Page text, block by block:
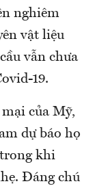
nghiêm
vật liệu
vẫn chưa
19.
của Mỹ,
dự báo họ
trong khi
Đáng chú